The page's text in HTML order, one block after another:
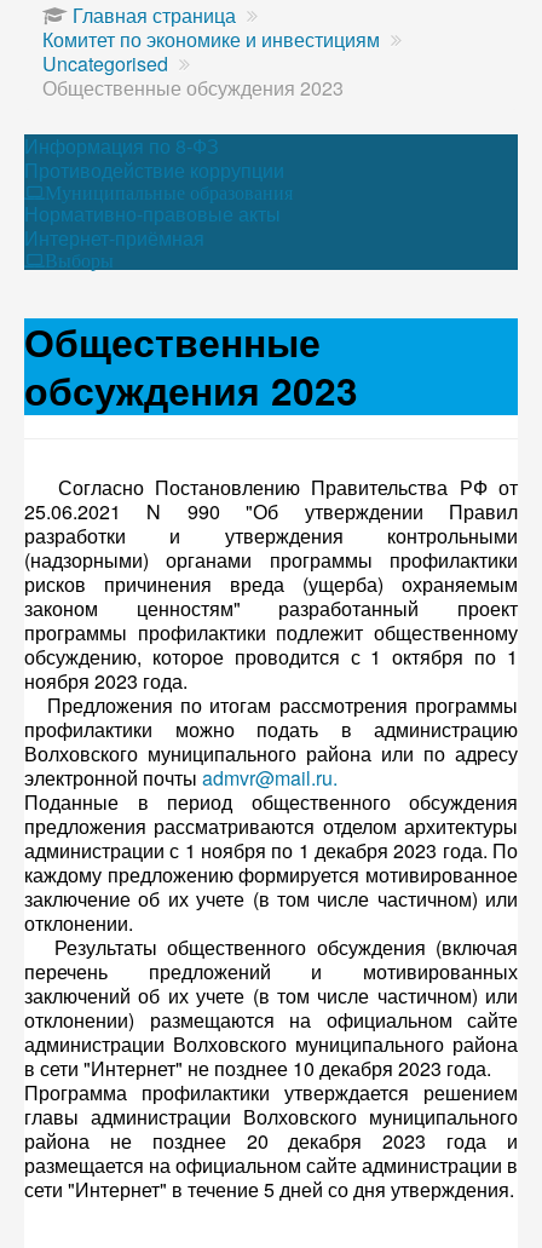
Главная страница
Комитет по экономике и инвестициям
Uncategorised
Общественные обсуждения 2023
Информация по 8-ФЗ
Противодействие коррупции
Муниципальные образования
Нормативно-правовые акты
Интернет-приёмная
Выборы
Общественные
обсуждения 2023
Согласно Постановлению Правительства РФ от
25.06.2021 N 990 "Об утверждении Правил
разработки и утверждения контрольными
(надзорными) органами программы профилактики
рисков причинения вреда (ущерба) охраняемым
законом ценностям" разработанный проект
программы профилактики подлежит общественному
обсуждению, которое проводится с 1 октября по 1
ноября 2023 года.
Предложения по итогам рассмотрения программы
профилактики можно подать в администрацию
Волховского муниципального района или по адресу
электронной почты admvr@mail.ru.
Поданные в период общественного обсуждения
предложения рассматриваются отделом архитектуры
администрации с 1 ноября по 1 декабря 2023 года. По
каждому предложению формируется мотивированное
заключение об их учете (в том числе частичном) или
отклонении.
Результаты общественного обсуждения (включая
перечень предложений и мотивированных
заключений об их учете (в том числе частичном) или
отклонении) размещаются на официальном сайте
администрации Волховского муниципального района
в сети "Интернет" не позднее 10 декабря 2023 года.
Программа профилактики утверждается решением
главы администрации Волховского муниципального
района не позднее 20 декабря 2023 года и
размещается на официальном сайте администрации в
сети "Интернет" в течение 5 дней со дня утверждения.